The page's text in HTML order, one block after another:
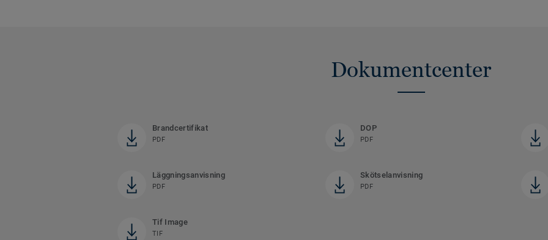
Dokumentcenter
Brandcertifikat
PDF
DOP
PDF
Läggningsanvisning
PDF
Skötselanvisning
PDF
Tif Image
TIF